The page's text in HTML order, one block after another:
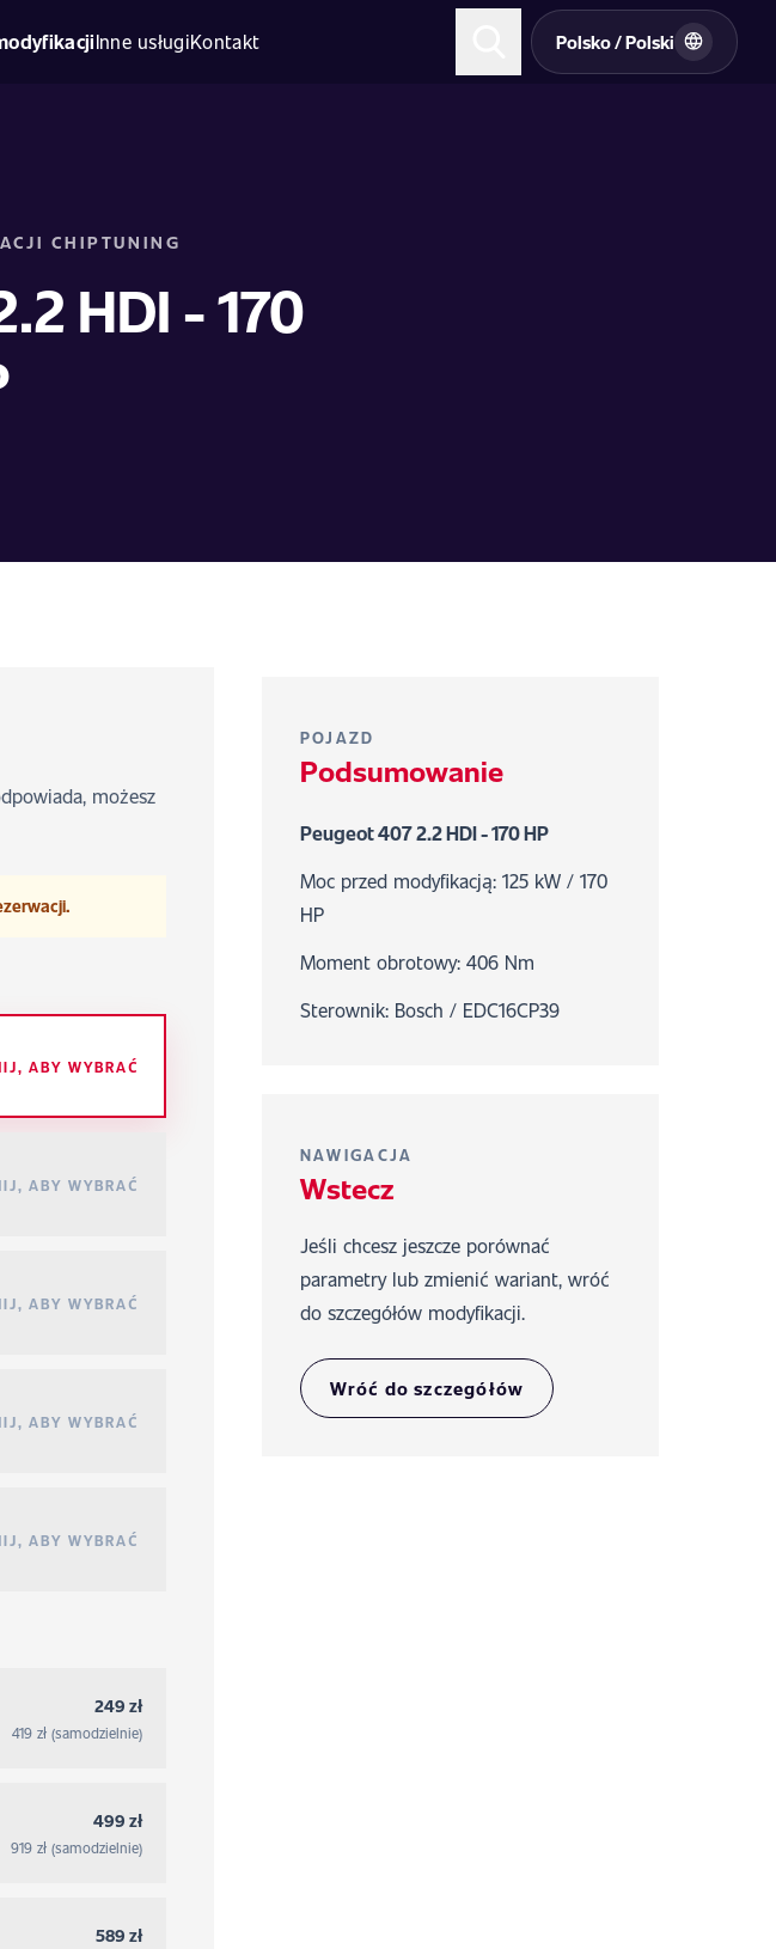
Inne usługiKontakt Polsko / Polski
CHIPTUNING
HDI - 170
możesz
ABY WYBRAĆ
ABY WYBRAĆ
ABY WYBRAĆ
ABY WYBRAĆ
ABY WYBRAĆ
249 zł
419 zł (samodzielnie)
499 zł
919 zł (samodzielnie)
589 zł
POJAZD
Podsumowanie
Peugeot 407 2.2 HDI - 170 HP
Moc przed modyfikacją: 125 kW / 170
HP
Moment obrotowy: 406 Nm
Sterownik: Bosch / EDC16CP39
NAWIGACJA
Wstecz
Jeśli chcesz jeszcze porównać
parametry lub zmienić wariant, wróć
do szczegółów modyfikacji.
Wróć do szczegółów